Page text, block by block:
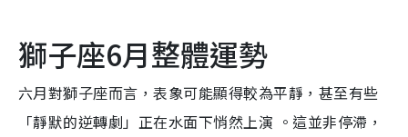
獅子座6月整體運勢
六月對獅子座而言，表象可能顯得較為平靜，甚至有些
「靜默的逆轉劇」正在水面下悄然上演 。這並非停滯，